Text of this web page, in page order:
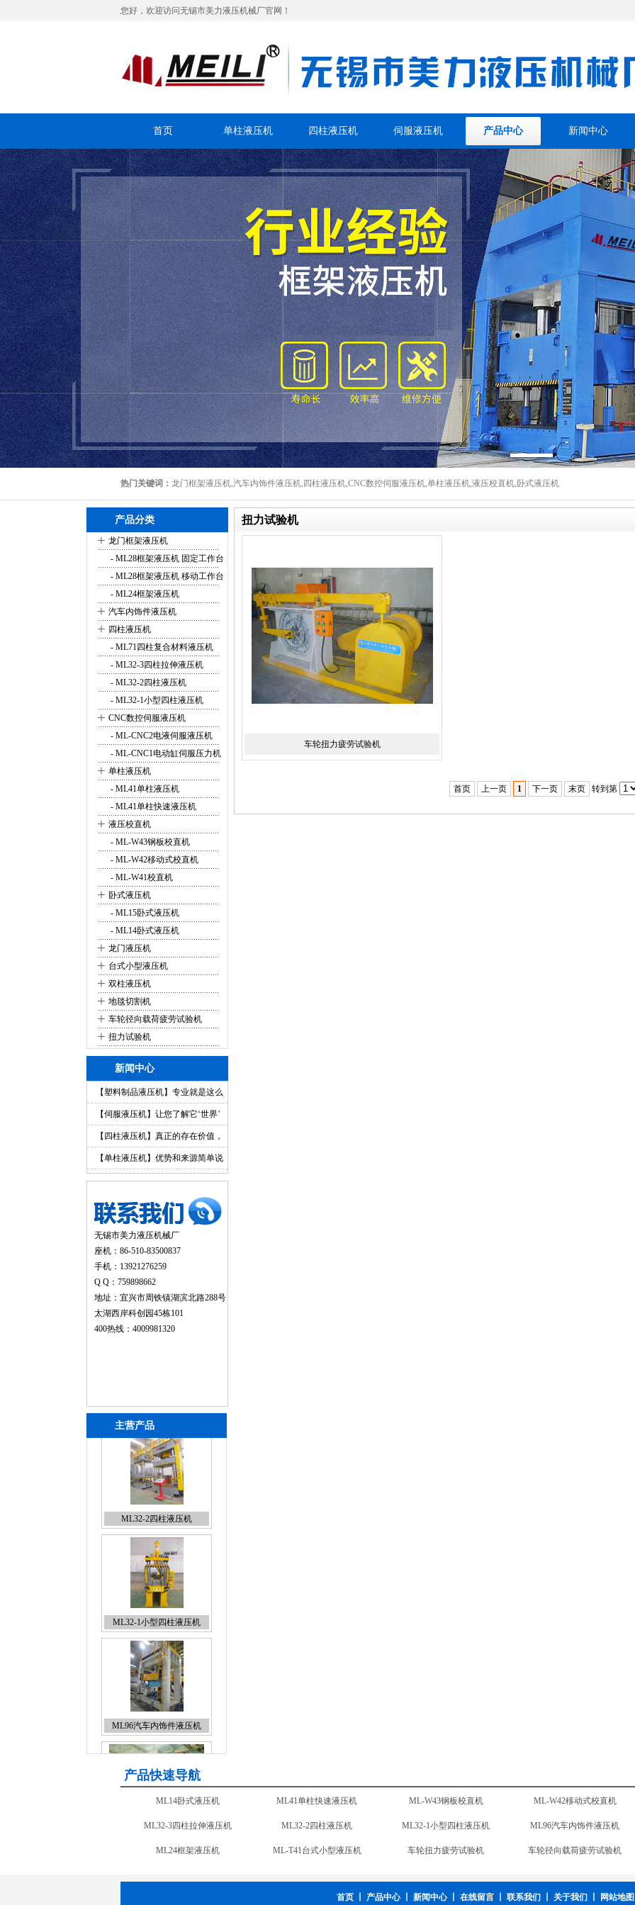
您好，欢迎访问无锡市美力液压机械厂官网！
首页 单柱液压机 四柱液压机 伺服液压机 产品中心 新闻中心
热门关键词： 龙门框架液压机,汽车内饰件液压机,四柱液压机,CNC数控伺服液压机,单柱液压机,液压校直机,卧式液压机
产品分类
+ 龙门框架液压机
- ML28框架液压机 固定工作台
- ML28框架液压机 移动工作台
- ML24框架液压机
+ 汽车内饰件液压机
+ 四柱液压机
- ML71四柱复合材料液压机
- ML32-3四柱拉伸液压机
- ML32-2四柱液压机
- ML32-1小型四柱液压机
+ CNC数控伺服液压机
- ML-CNC2电液伺服液压机
- ML-CNC1电动缸伺服压力机
+ 单柱液压机
- ML41单柱液压机
- ML41单柱快速液压机
+ 液压校直机
- ML-W43钢板校直机
- ML-W42移动式校直机
- ML-W41校直机
+ 卧式液压机
- ML15卧式液压机
- ML14卧式液压机
+ 龙门液压机
+ 台式小型液压机
+ 双柱液压机
+ 地毯切割机
+ 车轮径向载荷疲劳试验机
+ 扭力试验机
新闻中心
【塑料制品液压机】专业就是这么
简单【伺服液压机】让您了解它‘世界’
【四柱液压机】真正的存在价值，
你值得拥有
【单柱液压机】优势和来源简单说
明
无锡市美力液压机械厂
座机：86-510-83500837
手机：13921276259
Q Q：759898662
地址：宜兴市周铁镇湖滨北路288号
太湖西岸科创园45栋101
400热线：4009981320
主营产品
ML32-1小型四柱液压机
ML96汽车内饰件液压机
ML28框架液压机 移动工作
台
台
扭力试验机
车轮扭力疲劳试验机
首页 上一页 1 下一页 末页 转到第
产品快速导航
ML71四柱复合材料液压机 ML32-3四柱拉伸液压机 ML32-2四柱液压机 ML32-1小型四柱液压机
ML28框架液压机 固定工作台 ML24框架液压机 ML-T41台式小型液压机 车轮扭力疲劳试验机
ML35龙门液压机 ML-CNC2电液伺服液压机 ML-CNC1电动缸伺服压力机 ML31双柱液压机
首页
产品中心丨 新闻中心丨 在线留言 联系我们 关于我们 网站地图